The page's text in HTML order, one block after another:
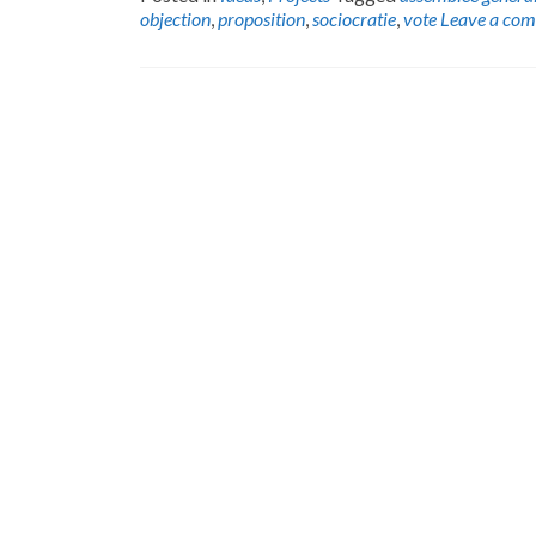
objection,proposition,sociocratie,vote Leave a